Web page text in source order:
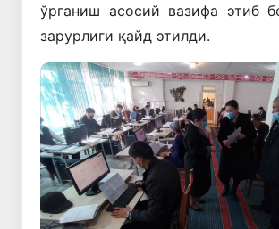
ўрганиш асосий вазифа этиб
зарурлиги қайд этилди.